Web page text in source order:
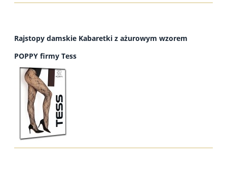
Rajstopy damskie Kabaretki z ażurowym wzorem
POPPY firmy Tess